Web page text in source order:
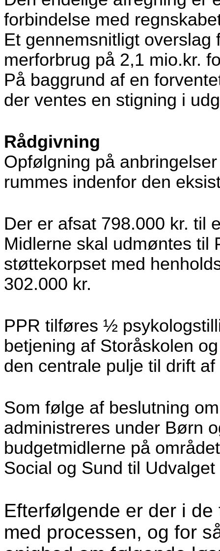
forbindelse med
Et gennemsnitligt
merforbrug på 2,1 mio.kr.
På baggrund af en
der ventes en stigning i
Rådgivning
Opfølgning på
rummes indenfor den
Der er afsat 798.000 kr. til
Midlerne skal udmøntes til
støttekorpset med
302.000 kr.
PPR tilføres ½
betjening af Storåskolen
den centrale pulje til drift
Som følge af beslutning
administreres under Børn
budgetmidlerne på
Social og Sund til
Efterfølgende er der i
med processen, og for